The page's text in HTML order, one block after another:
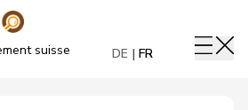
suisse DE FR